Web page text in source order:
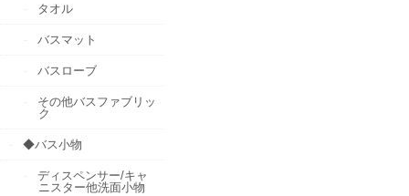
タオル
バスマット
バスローブ
その他バスファブリッ
ク
◆バス小物
ディスペンサー/キャ
ニスター他洗面小物